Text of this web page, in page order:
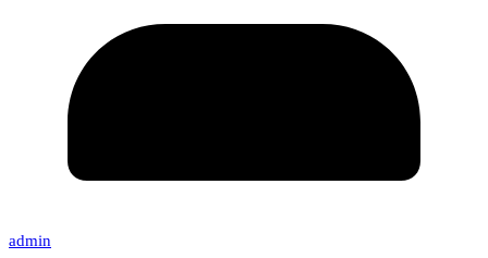
admin